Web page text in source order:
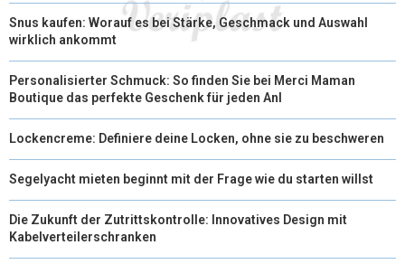
Snus kaufen: Worauf es bei Stärke, Geschmack und Auswahl
wirklich ankommt
Personalisierter Schmuck: So finden Sie bei Merci Maman
Boutique das perfekte Geschenk für jeden Anl
Lockencreme: Definiere deine Locken, ohne sie zu beschweren
Segelyacht mieten beginnt mit der Frage wie du starten willst
Die Zukunft der Zutrittskontrolle: Innovatives Design mit
Kabelverteilerschranken